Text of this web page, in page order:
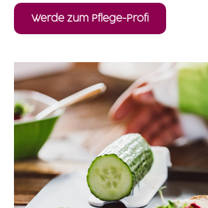
Werde zum Pflege-Profi